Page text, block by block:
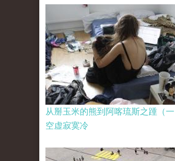
从掰玉米的熊到阿喀琉斯之踵（
空虚寂寞冷